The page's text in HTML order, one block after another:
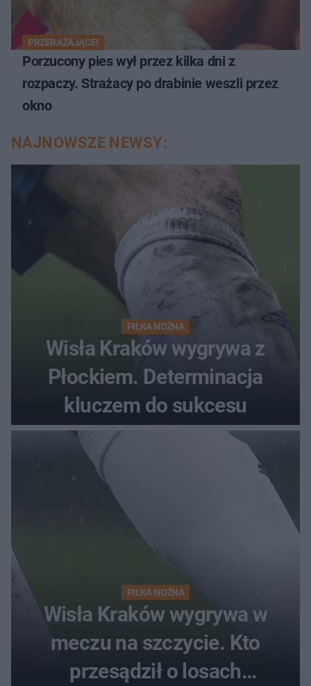
PRZERAŻAJĄCE!
Porzucony pies wył przez kilka dni z
rozpaczy. Strażacy po drabinie weszli przez
okno
NAJNOWSZE NEWSY:
PIŁKA NOŻNA
Wisła Kraków wygrywa z
Płockiem. Determinacja
kluczem do sukcesu
PIŁKA NOŻNA
Wisła Kraków wygrywa w
meczu na szczycie. Kto
przesądził o losach